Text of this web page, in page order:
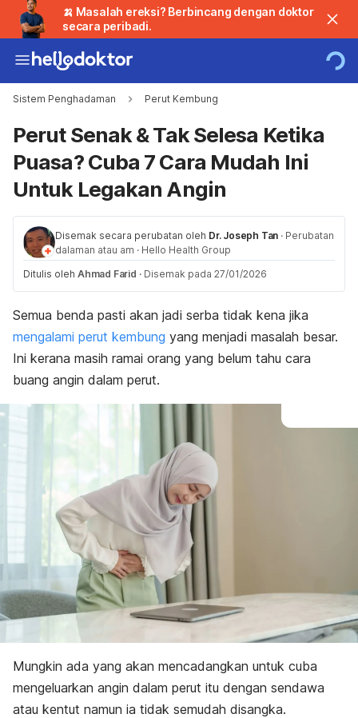
🍌 Masalah ereksi? Berbincang dengan doktor
secara peribadi.
Sistem Penghadaman Perut Kembung
Perut Senak & Tak Selesa Ketika
Puasa? Cuba 7 Cara Mudah Ini
Untuk Legakan Angin
Disemak secara perubatan oleh Dr. Joseph Tan · Perubatan
dalaman atau am · Hello Health Group
Ditulis oleh Ahmad Farid · Disemak pada 27/01/2026
Semua benda pasti akan jadi serba tidak kena jika
mengalami perut kembung yang menjadi masalah besar.
Ini kerana masih ramai orang yang belum tahu cara
buang angin dalam perut.
Mungkin ada yang akan mencadangkan untuk cuba
mengeluarkan angin dalam perut itu dengan sendawa
atau kentut namun ia tidak semudah disangka.